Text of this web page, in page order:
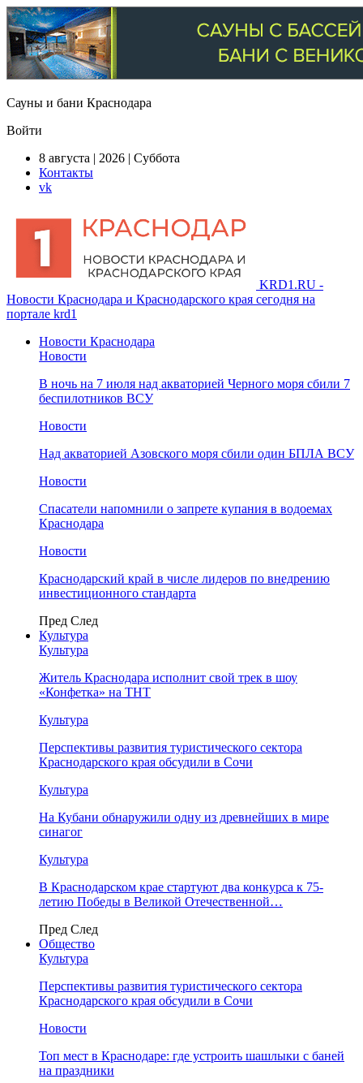
Сауны и бани Краснодара
Войти
8 августа | 2026 | Суббота
Контакты
vk
KRD1.RU -
Новости Краснодара и Краснодарского края сегодня на
портале krd1
Новости Краснодара
Новости
В ночь на 7 июля над акваторией Черного моря сбили 7
беспилотников ВСУ
Новости
Над акваторией Азовского моря сбили один БПЛА ВСУ
Новости
Спасатели напомнили о запрете купания в водоемах
Краснодара
Новости
Краснодарский край в числе лидеров по внедрению
инвестиционного стандарта
Пред След
Культура
Культура
Житель Краснодара исполнит свой трек в шоу
«Конфетка» на ТНТ
Культура
Перспективы развития туристического сектора
Краснодарского края обсудили в Сочи
Культура
На Кубани обнаружили одну из древнейших в мире
синагог
Культура
В Краснодарском крае стартуют два конкурса к 75-
летию Победы в Великой Отечественной…
Пред След
Общество
Культура
Перспективы развития туристического сектора
Краснодарского края обсудили в Сочи
Новости
Топ мест в Краснодаре: где устроить шашлыки с баней
на праздники